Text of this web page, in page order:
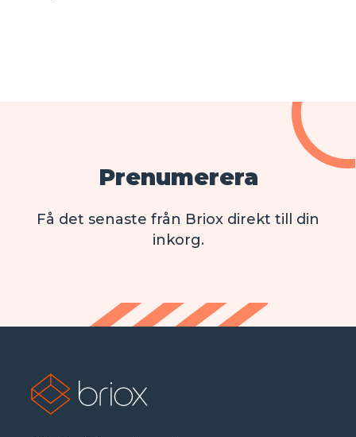
Prenumerera
Få det senaste från Briox direkt till din
inkorg.